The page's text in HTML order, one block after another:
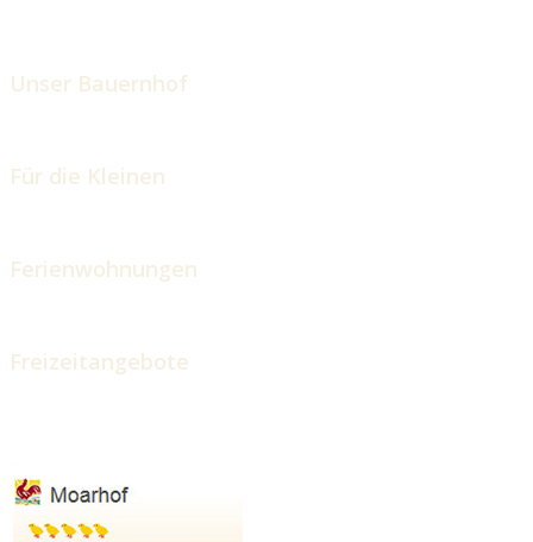
Unser Bauernhof
Für die Kleinen
Ferienwohnungen
Freizeitangebote